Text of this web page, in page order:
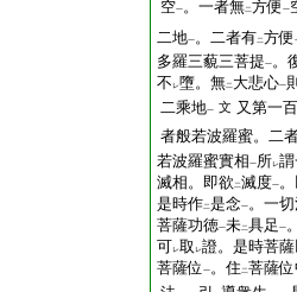
空一。一者無二方便 一
二地一。二者有二方便
多羅三藐三菩提一。
不 レ墮。無二 大悲心一
二乘地一 文 又第一百
者般若波羅蜜。二
若波羅蜜實相一所レ
滅相。即欲 二滅度一
是時作二是念一。一
菩薩功徳一未二具足 一
可レ取 レ證。是時菩
菩薩位 一。住 二菩薩